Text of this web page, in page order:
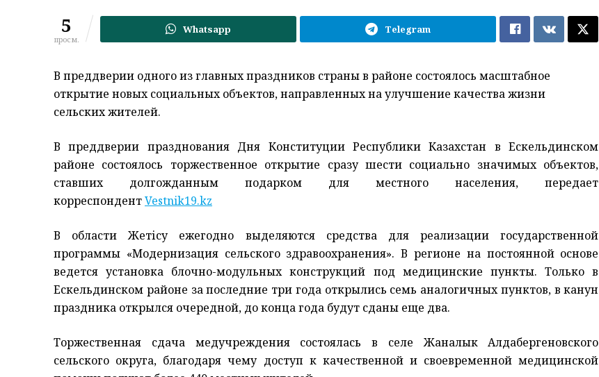
5
просм.
Whatsapp Telegram
В преддверии одного из главных праздников страны в районе состоялось масштабное
открытие новых социальных объектов, направленных на улучшение качества жизни
сельских жителей.
В преддверии празднования Дня Конституции Республики Казахстан в Ескельдинском
районе состоялось торжественное открытие сразу шести социально значимых объектов,
ставших долгожданным подарком для местного населения, передает
корреспондентVestnik19.kz
В области Жетісу ежегодно выделяются средства для реализации государственной
программы «Модернизация сельского здравоохранения». В регионе на постоянной основе
ведется установка блочно-модульных конструкций под медицинские пункты. Только в
Ескельдинском районе за последние три года открылись семь аналогичных пунктов, в канун
праздника открылся очередной, до конца года будут сданы еще два.
Торжественная сдача медучреждения состоялась в селе Жаналык Алдабергеновского
сельского округа, благодаря чему доступ к качественной и своевременной медицинской